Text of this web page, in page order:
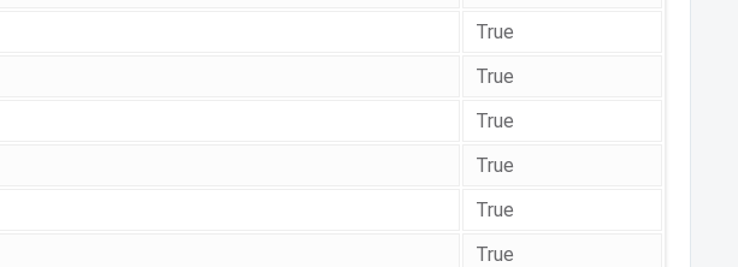
True
True
True
True
True
True